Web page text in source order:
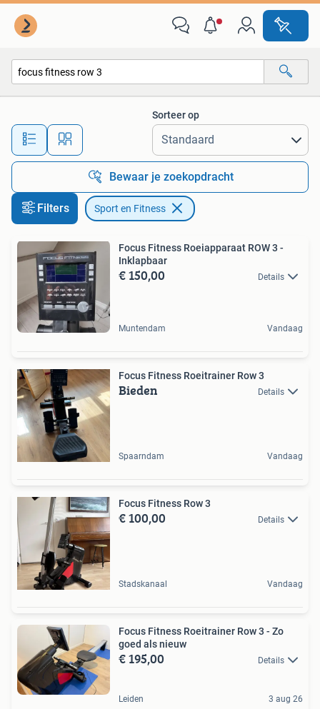
Alle afstanden…
Sorteer op
Bewaar je zoekopdracht
Filters Sport en Fitness
Focus Fitness Roeiapparaat ROW 3 -
Inklapbaar
€ 150,00 Details
Muntendam Vandaag
Focus Fitness Roeitrainer Row 3
Bieden Details
Spaarndam Vandaag
Focus Fitness Row 3
€ 100,00 Details
Stadskanaal Vandaag
Focus Fitness Roeitrainer Row 3 - Zo
goed als nieuw
€ 195,00 Details
Leiden 3 aug 26